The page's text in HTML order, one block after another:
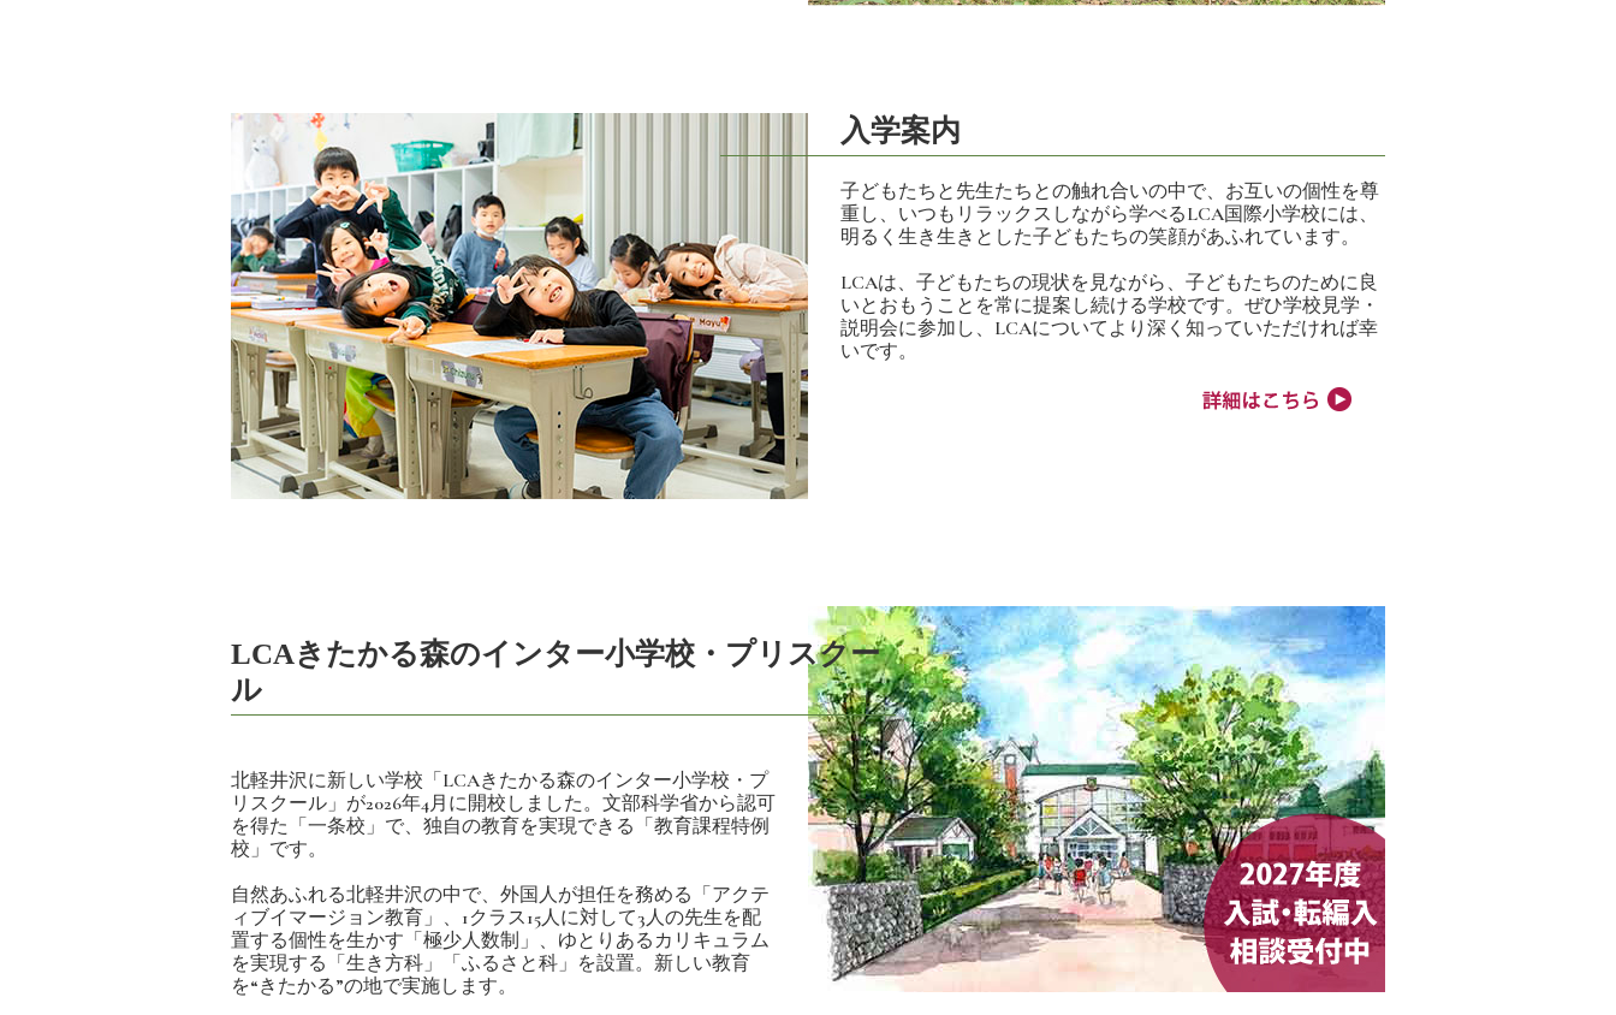
入学案内
子どもたちと先生たちとの触れ合いの中で、お互いの個性を尊
重し、いつもリラックスしながら学べるLCA国際小学校には、
明るく生き生きとした子どもたちの笑顔があふれています。
LCAは、子どもたちの現状を見ながら、子どもたちのために良
いとおもうことを常に提案し続ける学校です。ぜひ学校見学・
説明会に参加し、LCAについてより深く知っていただければ幸
いです。
LCAきたかる森のインター小学校・プリスクー
ル
北軽井沢に新しい学校「LCAきたかる森のインター小学校・プ
リスクール」が2026年4月に開校しました。文部科学省から認可
を得た「一条校」で、独自の教育を実現できる「教育課程特例
校」です。
自然あふれる北軽井沢の中で、外国人が担任を務める「アクテ
ィブイマージョン教育」、1クラス15人に対して3人の先生を配
置する個性を生かす「極少人数制」、ゆとりあるカリキュラム
を実現する「生き方科」「ふるさと科」を設置。新しい教育
を“きたかる”の地で実施します。